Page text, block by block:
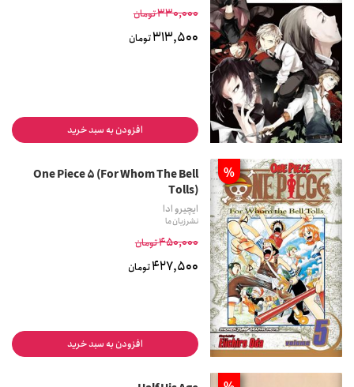
330,000تومان
313,500تومان
افزودن به سبد خرید
%
One Piece 5 (For Whom The Bell
Tolls)
ایچیرو ادا
نشر زبان ما
450,000تومان
427,500تومان
افزودن به سبد خرید